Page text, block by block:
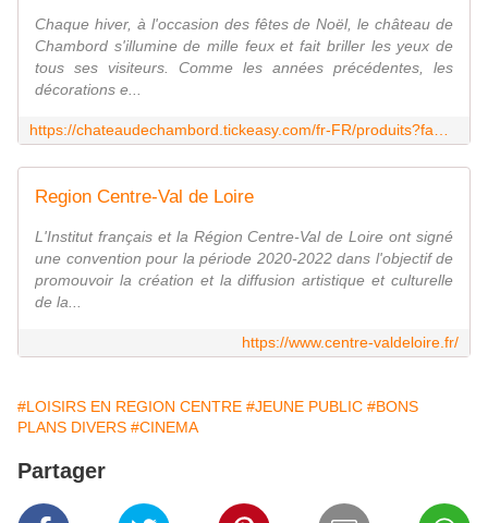
Chaque hiver, à l'occasion des fêtes de Noël, le château de
Chambord s'illumine de mille feux et fait briller les yeux de
tous ses visiteurs. Comme les années précédentes, les
décorations e...
Region Centre-Val de Loire
L'Institut français et la Région Centre-Val de Loire ont signé
une convention pour la période 2020-2022 dans l'objectif de
promouvoir la création et la diffusion artistique et culturelle
de la...
https://www.centre-valdeloire.fr/
#LOISIRS EN REGION CENTRE #JEUNE PUBLIC #BONS
PLANS DIVERS #CINEMA
Partager